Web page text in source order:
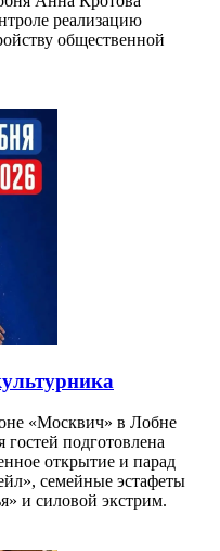
реализацию
общественной
«Москвич» в Лобне
подготовлена
открытие и парад
семейные эстафеты
и силовой экстрим.